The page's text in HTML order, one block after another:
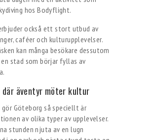
hos Bodyflight.
också ett stort utbud av
caféer och kulturupplevelser.
kan många besökare dessutom
stad som börjar fyllas av
där äventyr möter kultur
gör Göteborg så speciellt är
av olika typer av upplevelser.
stunden njuta av en lugn